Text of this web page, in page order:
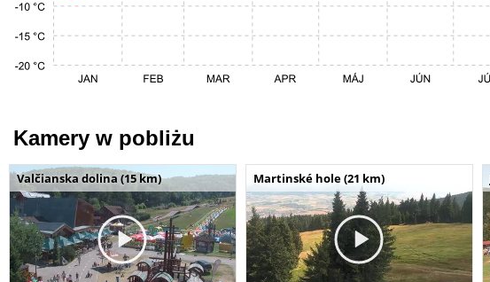
Kamery w pobliżu
Valčianska dolina (15 km) Martinské hole (21 km)